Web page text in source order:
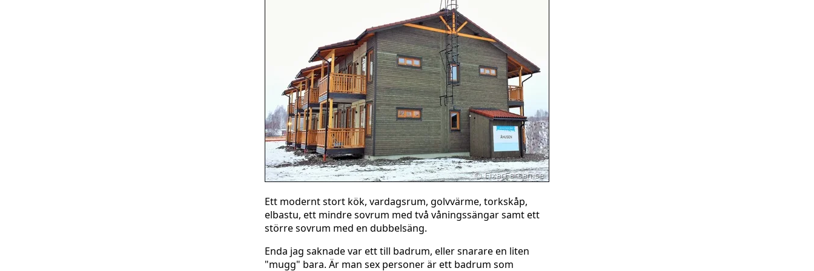
Ett modernt stort kök, vardagsrum, golvvärme, torkskåp,
elbastu, ett mindre sovrum med två våningssängar samt ett
större sovrum med en dubbelsäng.
Enda jag saknade var ett till badrum, eller snarare en liten
"mugg" bara. Är man sex personer är ett badrum som